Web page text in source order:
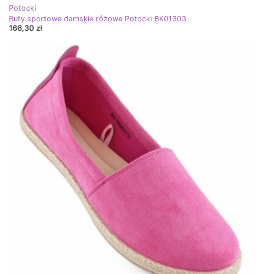
Potocki
Buty sportowe damskie różowe Potocki BK01303
166,30 zł